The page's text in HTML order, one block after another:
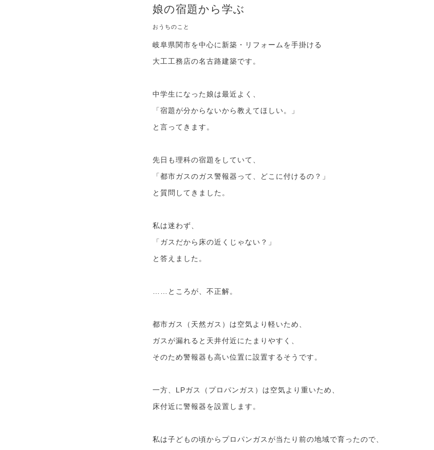
娘の宿題から学ぶ
おうちのこと
岐阜県関市を中心に新築・リフォームを手掛ける
大工工務店の名古路建築です。
中学生になった娘は最近よく、
「宿題が分からないから教えてほしい。」
と言ってきます。
先日も理科の宿題をしていて、
「都市ガスのガス警報器って、どこに付けるの？」
と質問してきました。
私は迷わず、
「ガスだから床の近くじゃない？」
と答えました。
……ところが、不正解。
都市ガス（天然ガス）は空気より軽いため、
ガスが漏れると天井付近にたまりやすく、
そのため警報器も高い位置に設置するそうです。
一方、LPガス（プロパンガス）は空気より重いため、
床付近に警報器を設置します。
私は子どもの頃からプロパンガスが当たり前の地域で育ったので、